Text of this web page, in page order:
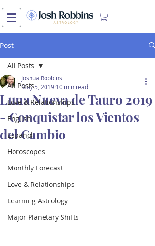
Post
All Posts
Love & Relationships
English
Español
Horoscopes
Monthly Forecast
Love & Relationships
Learning Astrology
Major Planetary Shifts
All Posts
Luna Nueva de Tauro 2019
- Conquistar los Vientos
del Cambio
Joshua Robbins
May 5, 2019 10 min read